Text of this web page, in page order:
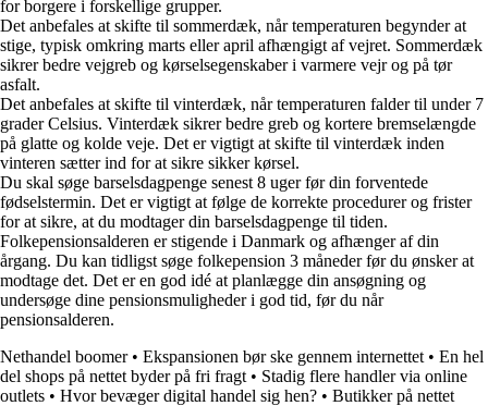
for borgere i forskellige grupper.
Det anbefales at skifte til sommerdæk, når temperaturen begynder at
stige, typisk omkring marts eller april afhængigt af vejret. Sommerdæk
sikrer bedre vejgreb og kørselsegenskaber i varmere vejr og på tør
asfalt.
Det anbefales at skifte til vinterdæk, når temperaturen falder til under 7
grader Celsius. Vinterdæk sikrer bedre greb og kortere bremselængde
på glatte og kolde veje. Det er vigtigt at skifte til vinterdæk inden
vinteren sætter ind for at sikre sikker kørsel.
Du skal søge barselsdagpenge senest 8 uger før din forventede
fødselstermin. Det er vigtigt at følge de korrekte procedurer og frister
for at sikre, at du modtager din barselsdagpenge til tiden.
Folkepensionsalderen er stigende i Danmark og afhænger af din
årgang. Du kan tidligst søge folkepension 3 måneder før du ønsker at
modtage det. Det er en god idé at planlægge din ansøgning og
undersøge dine pensionsmuligheder i god tid, før du når
pensionsalderen.
Nethandel boomer• Ekspansionen bør ske gennem internettet • En hel
del shops på nettet byder på fri fragt • Stadig flere handler via online
outlets • Hvor bevæger digital handel sig hen? • Butikker på nettet